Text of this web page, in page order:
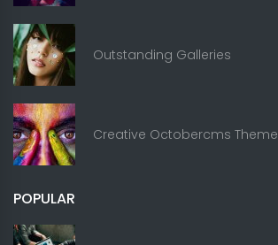
Outstanding Galleries
Creative Octobercms Theme
POPULAR